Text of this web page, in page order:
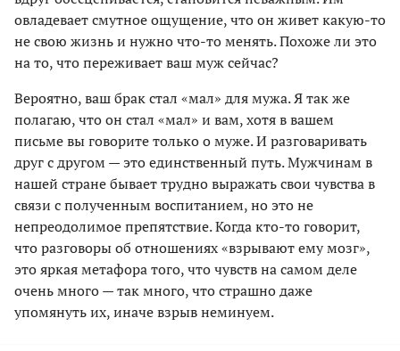
овладевает смутное ощущение, что он живет какую-то
не свою жизнь и нужно что-то менять. Похоже ли это
на то, что переживает ваш муж сейчас?
Вероятно, ваш брак стал «мал» для мужа. Я так же
полагаю, что он стал «мал» и вам, хотя в вашем
письме вы говорите только о муже. И разговаривать
друг с другом — это единственный путь. Мужчинам в
нашей стране бывает трудно выражать свои чувства в
связи с полученным воспитанием, но это не
непреодолимое препятствие. Когда кто-то говорит,
что разговоры об отношениях «взрывают ему мозг»,
это яркая метафора того, что чувств на самом деле
очень много — так много, что страшно даже
упомянуть их, иначе взрыв неминуем.